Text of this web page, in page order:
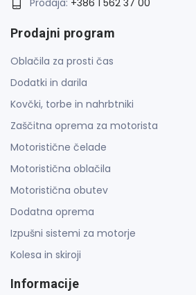
Prodajni program
Oblačila za prosti čas
Dodatki in darila
Kovčki, torbe in nahrbtniki
Zaščitna oprema za motorista
Motoristične čelade
Motoristična oblačila
Motoristična obutev
Dodatna oprema
Izpušni sistemi za motorje
Kolesa in skiroji
Informacije